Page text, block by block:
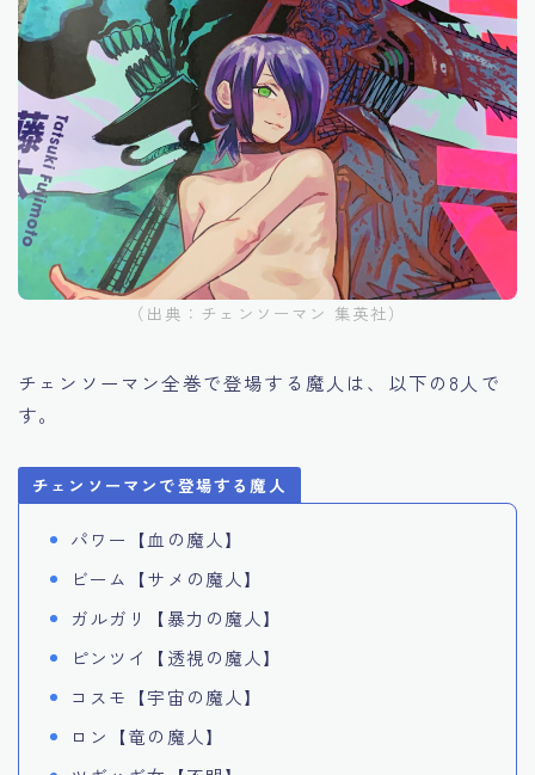
（出典：チェンソーマン 集英社）
チェンソーマン全巻で登場する魔人は、以下の8人で
す。
チェンソーマンで登場する魔人
パワー【血の魔人】
ビーム【サメの魔人】
ガルガリ【暴力の魔人】
ピンツイ【透視の魔人】
コスモ【宇宙の魔人】
ロン【竜の魔人】